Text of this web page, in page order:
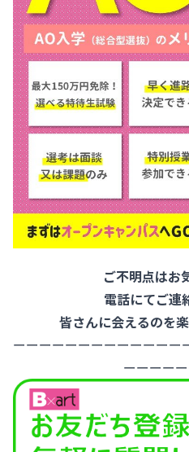
ご不明点はお
電話にてご連
皆さんに会えるのを
ーーーーーーーーーーーーー
ーーーー